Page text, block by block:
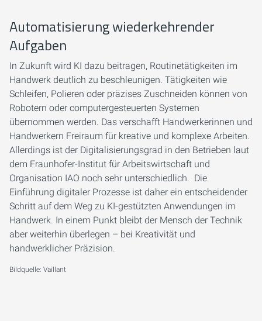
Automatisierung wiederkehrender
Aufgaben
In Zukunft wird KI dazu beitragen, Routinetätigkeiten im
Handwerk deutlich zu beschleunigen. Tätigkeiten wie
Schleifen, Polieren oder präzises Zuschneiden können von
Robotern oder computergesteuerten Systemen
übernommen werden. Das verschafft Handwerkerinnen und
Handwerkern Freiraum für kreative und komplexe Arbeiten.
Allerdings ist der Digitalisierungsgrad in den Betrieben laut
dem Fraunhofer-Institut für Arbeitswirtschaft und
Organisation IAO noch sehr unterschiedlich. Die
Einführung digitaler Prozesse ist daher ein entscheidender
Schritt auf dem Weg zu KI-gestützten Anwendungen im
Handwerk. In einem Punkt bleibt der Mensch der Technik
aber weiterhin überlegen – bei Kreativität und
handwerklicher Präzision.
Bildquelle: Vaillant